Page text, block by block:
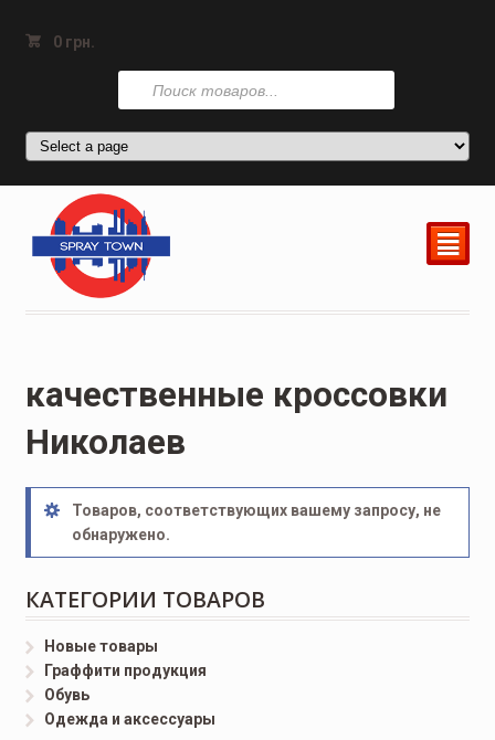
0 грн.
Поиск
товаров
²
качественные кроссовки
Николаев
Товаров, соответствующих вашему запросу, не
обнаружено.
КАТЕГОРИИ ТОВАРОВ
Новые товары
Граффити продукция
Обувь
Одежда и аксессуары